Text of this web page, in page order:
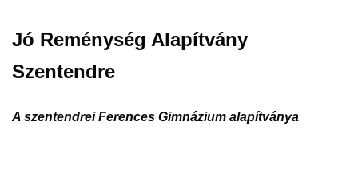
Jó Reménység Alapítvány
Szentendre
A szentendreiFerences Gimnázium alapítványa